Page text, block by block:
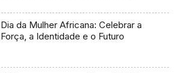
Dia da Mulher Africana: Celebrar a
Força, a Identidade e o Futuro